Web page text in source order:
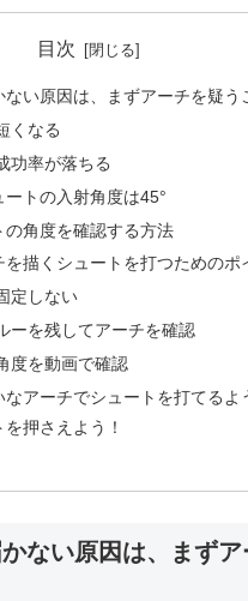
目次
ない原因は、まずアーチを疑う
くなる
功率が落ちる
ートの入射角度は45°
の角度を確認する方法
を描くシュートを打つためのポ
定しない
ーを残してアーチを確認
度を動画で確認
なアーチでシュートを打てるよ
押さえよう！
ない原因は、まずア